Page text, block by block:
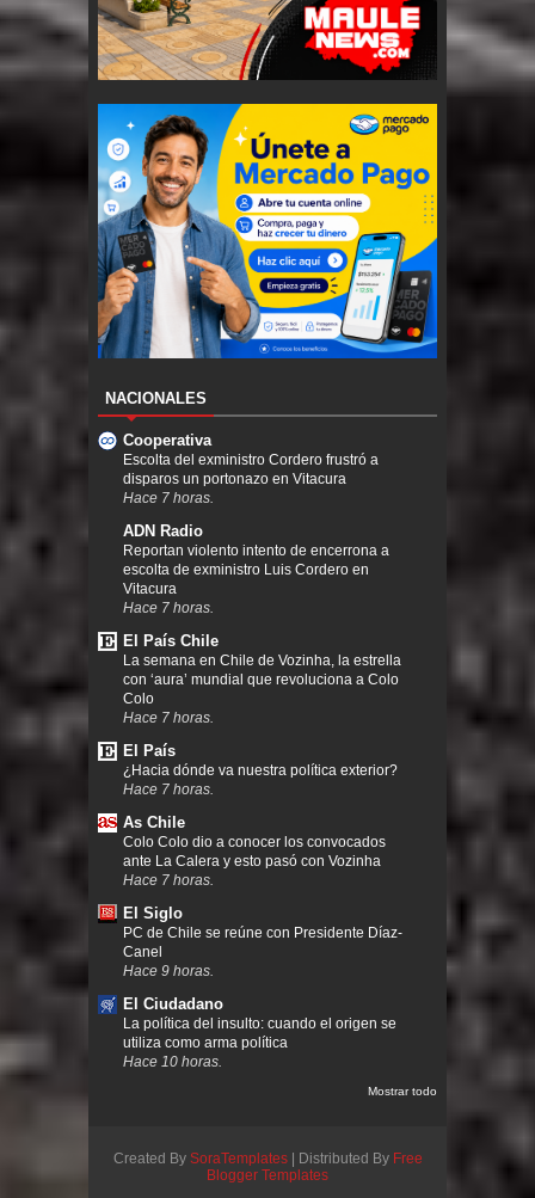
NACIONALES
Cooperativa
Escolta del exministro Cordero frustró a
disparos un portonazo en Vitacura
Hace 7 horas.
ADN Radio
Reportan violento intento de encerrona a
escolta de exministro Luis Cordero en
Vitacura
Hace 7 horas.
El País Chile
La semana en Chile de Vozinha, la estrella
con ‘aura’ mundial que revoluciona a Colo
Colo
Hace 7 horas.
El País
¿Hacia dónde va nuestra política exterior?
Hace 7 horas.
As Chile
Colo Colo dio a conocer los convocados
ante La Calera y esto pasó con Vozinha
Hace 7 horas.
El Siglo
PC de Chile se reúne con Presidente Díaz-
Canel
Hace 9 horas.
El Ciudadano
La política del insulto: cuando el origen se
utiliza como arma política
Hace 10 horas.
Mostrar todo
Created By SoraTemplates| Distributed By Free
Blogger Templates